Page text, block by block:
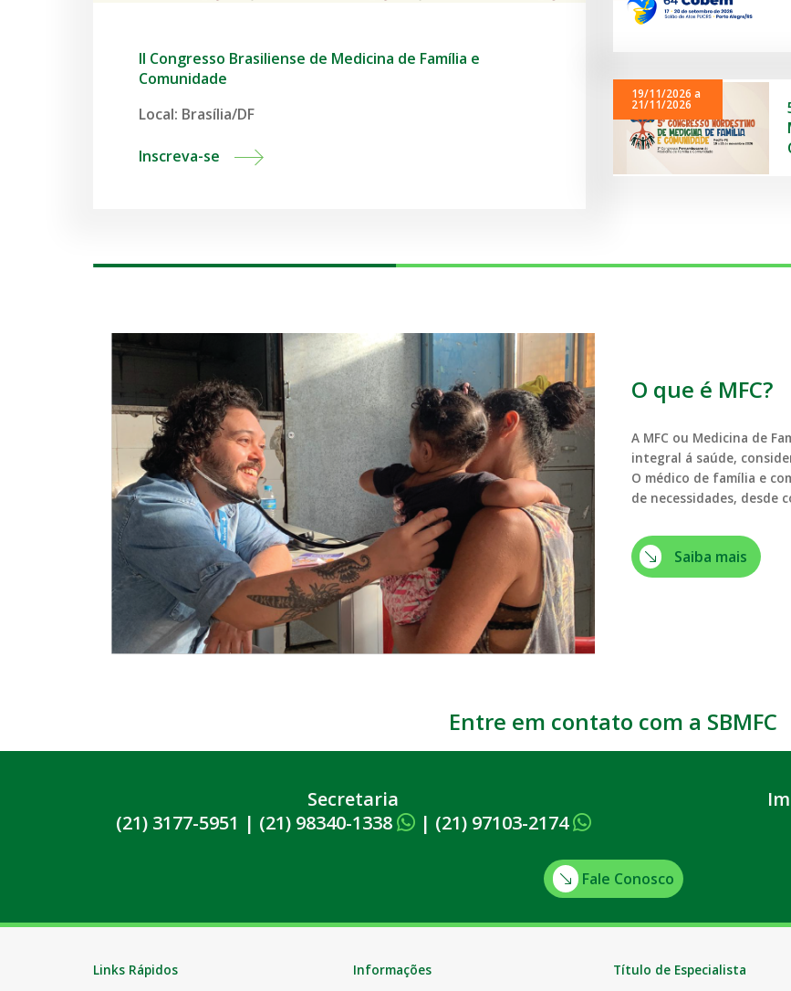
II Congresso Brasiliense de Medicina de Família e
Comunidade
Local: Brasília/DF
Inscreva-se
19/11/2026 a
21/11/2026
O que é MFC?
A MFC ou Medicina de
integral á saúde,
O médico de família e
de necessidades, desde
Saiba mais
Entre em contato com a SBMFC
Secretaria
(21) 3177-5951 | (21) 98340-1338 | (21) 97103-2174
Fale Conosco
Links Rápidos
Informações
Título de Especialista